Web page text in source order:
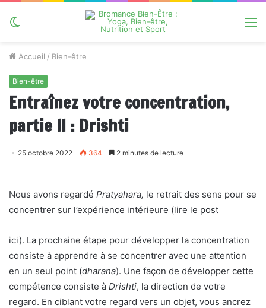
Accueil / Bien-être
Bien-être
Entraînez votre concentration,
partie II : Drishti
25 octobre 2022 364 2 minutes de lecture
Nous avons regardé Pratyahara, le retrait des sens pour se
concentrer sur l’expérience intérieure (lire le post
ici). La prochaine étape pour développer la concentration
consiste à apprendre à se concentrer avec une attention
en un seul point (dharana). Une façon de développer cette
compétence consiste à Drishti, la direction de votre
regard. En ciblant votre regard vers un objet, vous ancrez